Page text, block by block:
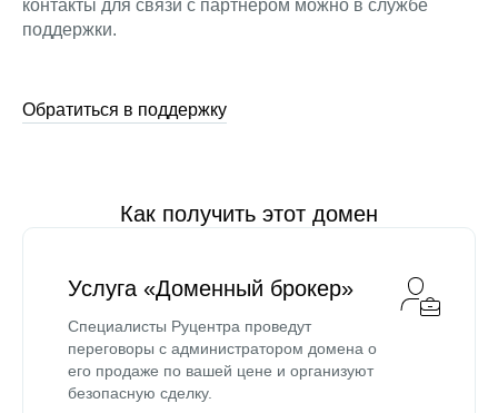
контакты для связи с партнером можно в службе
поддержки.
Обратиться в поддержку
Как получить этот домен
Услуга «Доменный брокер»
Специалисты Руцентра проведут
переговоры с администратором домена о
его продаже по вашей цене и организуют
безопасную сделку.